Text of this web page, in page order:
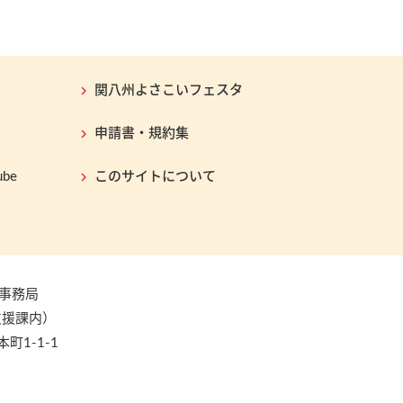
関八州よさこいフェスタ
申請書・規約集
このサイトについて
務局
課内）
町1-1-1